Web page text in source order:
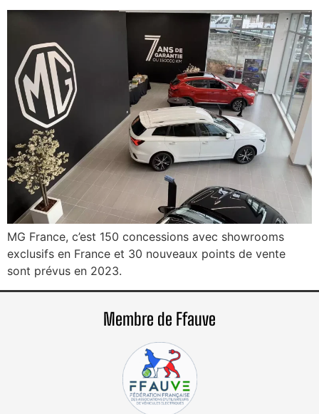
MG France, c’est 150 concessions avec showrooms
exclusifs en France et 30 nouveaux points de vente
sont prévus en 2023.
Membre de Ffauve